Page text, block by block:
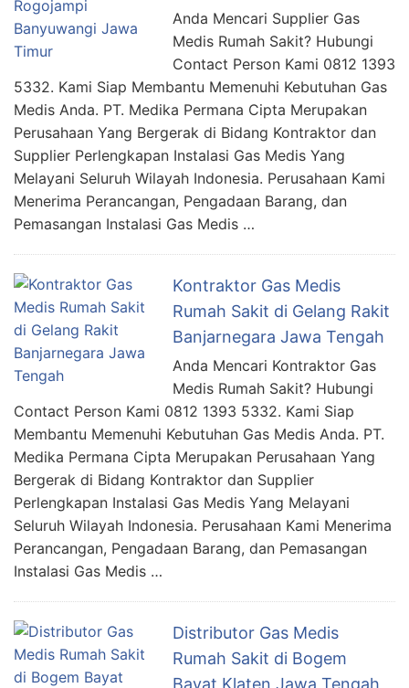
Anda Mencari Supplier Gas
Medis Rumah Sakit? Hubungi
Contact Person Kami 0812 1393
5332. Kami Siap Membantu Memenuhi Kebutuhan Gas
Medis Anda. PT. Medika Permana Cipta Merupakan
Perusahaan Yang Bergerak di Bidang Kontraktor dan
Supplier Perlengkapan Instalasi Gas Medis Yang
Melayani Seluruh Wilayah Indonesia. Perusahaan Kami
Menerima Perancangan, Pengadaan Barang, dan
Pemasangan Instalasi Gas Medis …
Kontraktor Gas Medis
Rumah Sakit di Gelang Rakit
Banjarnegara Jawa Tengah
Anda Mencari Kontraktor Gas
Medis Rumah Sakit? Hubungi
Contact Person Kami 0812 1393 5332. Kami Siap
Membantu Memenuhi Kebutuhan Gas Medis Anda. PT.
Medika Permana Cipta Merupakan Perusahaan Yang
Bergerak di Bidang Kontraktor dan Supplier
Perlengkapan Instalasi Gas Medis Yang Melayani
Seluruh Wilayah Indonesia. Perusahaan Kami Menerima
Perancangan, Pengadaan Barang, dan Pemasangan
Instalasi Gas Medis …
Distributor Gas Medis
Rumah Sakit di Bogem
Bayat Klaten Jawa Tengah